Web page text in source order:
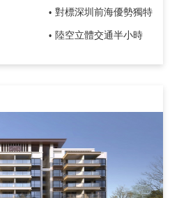
• 對標深圳前海優勢獨特
• 陸空立體交通半小時